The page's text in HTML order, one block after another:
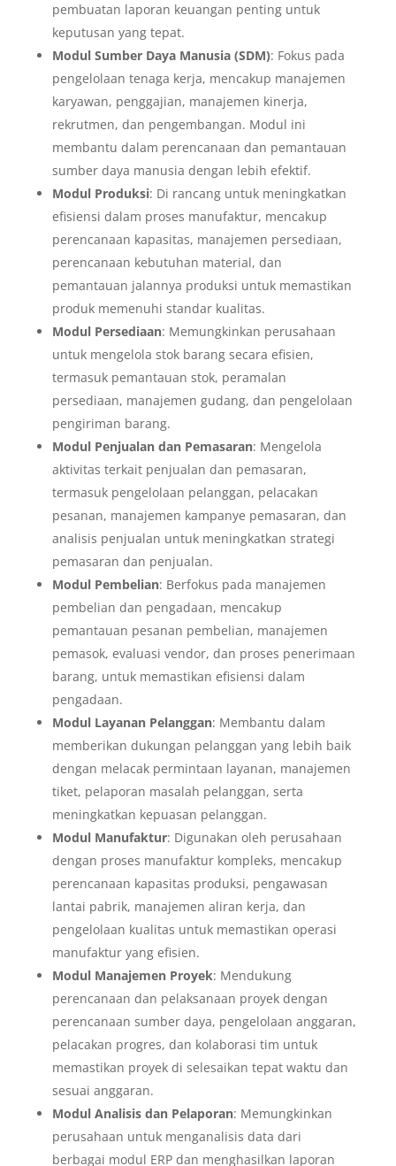
pembuatan laporan keuangan penting untuk
keputusan yang tepat.
Modul Sumber Daya Manusia (SDM): Fokus pada
pengelolaan tenaga kerja, mencakup manajemen
karyawan, penggajian, manajemen kinerja,
rekrutmen, dan pengembangan. Modul ini
membantu dalam perencanaan dan pemantauan
sumber daya manusia dengan lebih efektif.
Modul Produksi: Di rancang untuk meningkatkan
efisiensi dalam proses manufaktur, mencakup
perencanaan kapasitas, manajemen persediaan,
perencanaan kebutuhan material, dan
pemantauan jalannya produksi untuk memastikan
produk memenuhi standar kualitas.
Modul Persediaan: Memungkinkan perusahaan
untuk mengelola stok barang secara efisien,
termasuk pemantauan stok, peramalan
persediaan, manajemen gudang, dan pengelolaan
pengiriman barang.
Modul Penjualan dan Pemasaran: Mengelola
aktivitas terkait penjualan dan pemasaran,
termasuk pengelolaan pelanggan, pelacakan
pesanan, manajemen kampanye pemasaran, dan
analisis penjualan untuk meningkatkan strategi
pemasaran dan penjualan.
Modul Pembelian: Berfokus pada manajemen
pembelian dan pengadaan, mencakup
pemantauan pesanan pembelian, manajemen
pemasok, evaluasi vendor, dan proses penerimaan
barang, untuk memastikan efisiensi dalam
pengadaan.
Modul Layanan Pelanggan: Membantu dalam
memberikan dukungan pelanggan yang lebih baik
dengan melacak permintaan layanan, manajemen
tiket, pelaporan masalah pelanggan, serta
meningkatkan kepuasan pelanggan.
Modul Manufaktur: Digunakan oleh perusahaan
dengan proses manufaktur kompleks, mencakup
perencanaan kapasitas produksi, pengawasan
lantai pabrik, manajemen aliran kerja, dan
pengelolaan kualitas untuk memastikan operasi
manufaktur yang efisien.
Modul Manajemen Proyek: Mendukung
perencanaan dan pelaksanaan proyek dengan
perencanaan sumber daya, pengelolaan anggaran,
pelacakan progres, dan kolaborasi tim untuk
memastikan proyek di selesaikan tepat waktu dan
sesuai anggaran.
Modul Analisis dan Pelaporan: Memungkinkan
perusahaan untuk menganalisis data dari
berbagai modul ERP dan menghasilkan laporan